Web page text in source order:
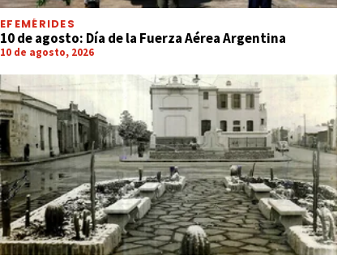
EFEMÉRIDES
10 de agosto: Día de la Fuerza Aérea Argentina
10 de agosto, 2026